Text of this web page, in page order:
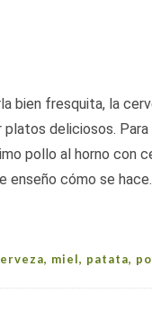
bien fresquita, la
platos deliciosos.
pollo al horno con
enseño cómo se hace.
, miel, patata,